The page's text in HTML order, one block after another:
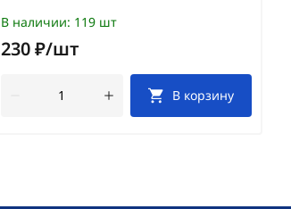
В наличии: 119 шт
230 ₽/шт
В корзину